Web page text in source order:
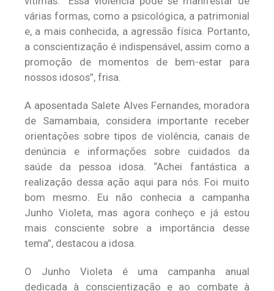
várias formas, como a psicológica, a patrimonial
e, a mais conhecida, a agressão física. Portanto,
a conscientização é indispensável, assim como a
promoção de momentos de bem-estar para
nossos idosos”, frisa.
A aposentada Salete Alves Fernandes, moradora
de Samambaia, considera importante receber
orientações sobre tipos de violência, canais de
denúncia e informações sobre cuidados da
saúde da pessoa idosa. “Achei fantástica a
realização dessa ação aqui para nós. Foi muito
bom mesmo. Eu não conhecia a campanha
Junho Violeta, mas agora conheço e já estou
mais consciente sobre a importância desse
tema”, destacou a idosa.
O Junho Violeta é uma campanha anual
dedicada à conscientização e ao combate à